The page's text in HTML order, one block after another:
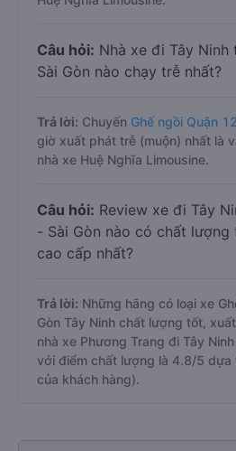
Câu hỏi: Nhà xe đi Tây Ninh
Sài Gòn nào chạy trễ nhất?
Trả lời: Chuyến Ghế ngồi Quận
giờ xuất phát trễ (muộn) nhất là
nhà xe Huệ Nghĩa Limousine.
Câu hỏi: Review xe đi Tây
- Sài Gòn nào có chất lượng
cao cấp nhất?
Trả lời: Những hãng có loại xe
Gòn Tây Ninh chất lượng tốt,
nhà xe Phương Trang đi Tây
với điểm chất lượng là 4.8/5 dựa
của khách hàng).